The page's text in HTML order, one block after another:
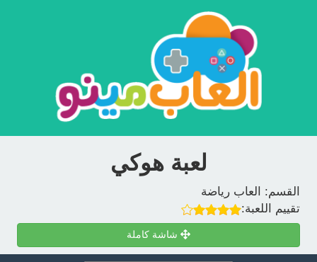
لعبة هوكي
القسم:
العاب رياضة
تقييم اللعبة:
شاشة كاملة